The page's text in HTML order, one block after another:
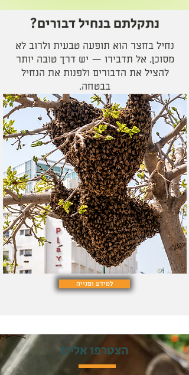
נתקלתם בנחיל דבורים?
נחיל בחצר הוא תופעה טבעית ולרוב לא
מסוכן. אל תדבירו — יש דרך טובה יותר
להציל את הדבורים ולפנות את הנחיל
בבטחה.
למידע ופנייה
הצטרפו אלינו